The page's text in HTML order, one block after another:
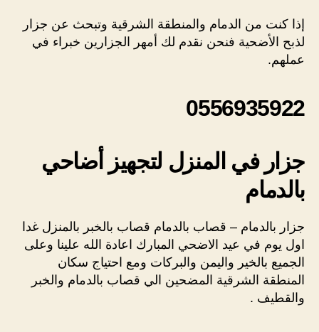
إذا كنت من الدمام والمنطقة الشرقية وتبحث عن جزار
لذبح الأضحية فنحن نقدم لك أمهر الجزارين خبراء في
عملهم.
0556935922
جزار في المنزل لتجهيز أضاحي
بالدمام
جزار بالدمام – قصاب بالدمام قصاب بالخبر بالمنزل غدا
اول يوم في عيد الاضحي المبارك اعادة الله علينا وعلى
الجميع بالخير واليمن والبركات ومع احتياج سكان
المنطقة الشرقية المضحين الي قصاب بالدمام والخبر
والقطيف .